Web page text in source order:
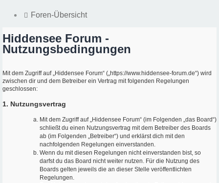
Foren-Übersicht
Hiddensee Forum -
Nutzungsbedingungen
Mit dem Zugriff auf „Hiddensee Forum“ („https://www.hiddensee-forum.de“) wird
zwischen dir und dem Betreiber ein Vertrag mit folgenden Regelungen
geschlossen:
1. Nutzungsvertrag
Mit dem Zugriff auf „Hiddensee Forum“ (im Folgenden „das Board“)
schließt du einen Nutzungsvertrag mit dem Betreiber des Boards
ab (im Folgenden „Betreiber“) und erklärst dich mit den
nachfolgenden Regelungen einverstanden.
Wenn du mit diesen Regelungen nicht einverstanden bist, so
darfst du das Board nicht weiter nutzen. Für die Nutzung des
Boards gelten jeweils die an dieser Stelle veröffentlichten
Regelungen.